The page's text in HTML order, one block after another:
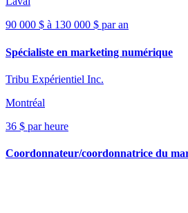
90 000 $ à 130 000 $ par an
Spécialiste en marketing numérique
Tribu Expérientiel Inc.
Montréal
36 $ par heure
Coordonnateur/coordonnatrice du